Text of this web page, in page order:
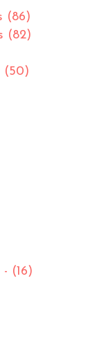
(86)
(82)
(50)
- (16)